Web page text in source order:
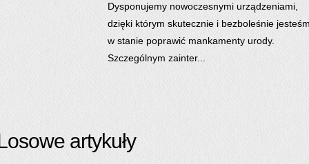
Dysponujemy nowoczesnymi urządzeniami,
dzięki którym skutecznie i bezboleśnie
w stanie poprawić mankamenty urody.
Szczególnym zainter...
artykuły